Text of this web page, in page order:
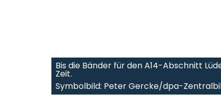
Bis die Bänder für den A14-Abschnitt
Zeit.
Symbolbild: Peter Gercke/dpa-